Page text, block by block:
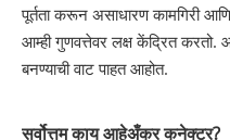
पूर्तता करून असाधारण कामगिरी
आम्ही गुणवत्तेवर लक्ष केंद्रित करतो.
बनण्याची वाट पाहत आहोत.
सर्वोत्तम काय आहेअँकर कनेक्टर?